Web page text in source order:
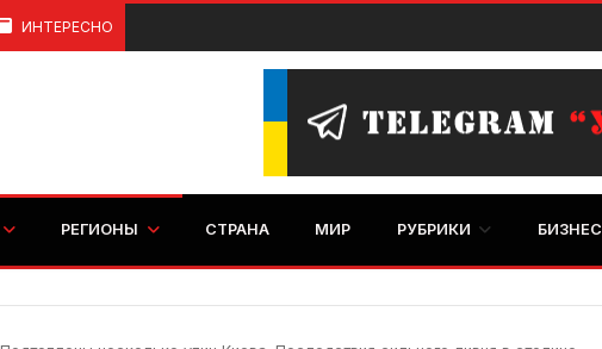
ИНТЕРЕСНО
РЕГИОНЫ СТРАНА МИР РУБРИКИ БИЗНЕС